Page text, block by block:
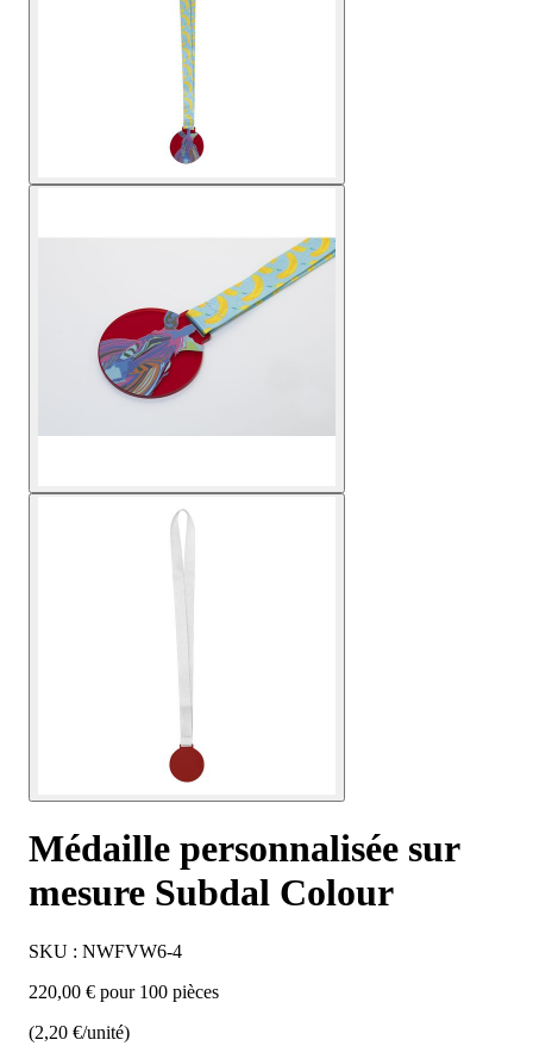
Médaille personnalisée sur
mesure Subdal Colour
SKU : NWFVW6-4
220,00 € pour 100 pièces
(2,20 €/unité)